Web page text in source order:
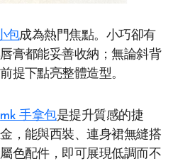
包成為熱門焦點。小巧卻有
膏都能妥善收納；無論斜背
提下點亮整體造型。
mk 手拿包是提升質感的捷
，能與西裝、連身裙無縫搭
色配件，即可展現低調而不